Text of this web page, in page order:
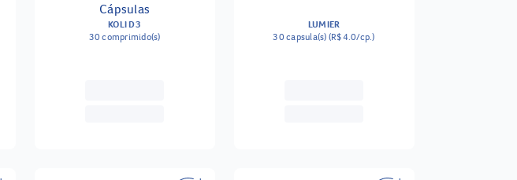
Cápsulas
KOLI D3
30 comprimido(s)
LUMIER
30 capsula(s) (R$4.0/cp.)